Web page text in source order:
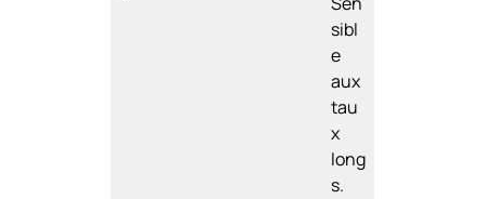
sibl
e
aux
tau
x
long
s.